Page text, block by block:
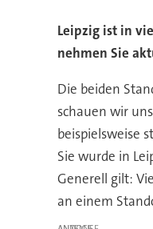
Leipzig ist in
nehmen Sie
Die beiden
schauen wir
beispielsweise
Sie wurde in
Generell gilt:
an einem